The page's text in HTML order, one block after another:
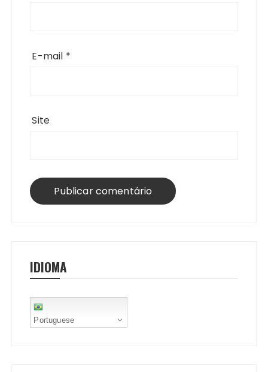
E-mail *
Site
IDIOMA
Portuguese